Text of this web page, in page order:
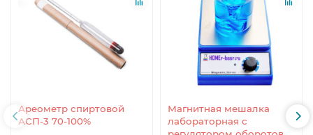
Ареометр спиртовой
АСП-3 70-100%
Магнитная мешалка
лабораторная с